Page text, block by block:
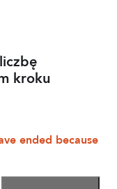
kroku
ended because